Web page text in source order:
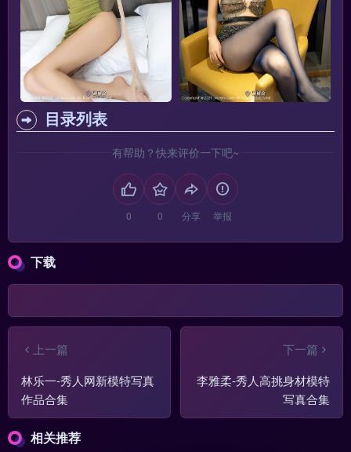
目录列表
有帮助？快来评价一下吧~
分享 举报
下载
上一篇
林乐一-秀人网新模特写真
作品合集
下一篇
李雅柔-秀人高挑身材模特
写真合集
相关推荐